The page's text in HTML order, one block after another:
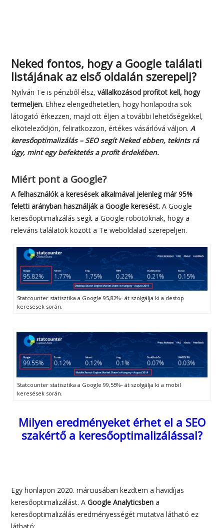
Neked fontos, hogy a Google találati
listájának az első oldalán szerepelj?
Nyilván Te is pénzből élsz, vállalkozásod profitot kell, hogy
termeljen. Ehhez elengedhetetlen, hogy honlapodra sok
látogató érkezzen, majd ott éljen a további lehetőségekkel,
elköteleződjön, feliratkozzon, értékes vásárlóvá váljon. A
keresőoptimalizálás – SEO segít Neked ebben, tekints rá
úgy, mint egy befektetés a profit érdekében.
Miért pont a Google?
A felhasználók a keresések alkalmával jelenleg már 95%
feletti arányban használják a Google keresést. A Google
keresőoptimalizálás segít a Google robotoknak, hogy a
releváns találatok között a Te weboldalad szerepeljen.
Statcounter statisztika a Google 95,82%- át szolgálja ki a destop
keresések során.
Statcounter statisztika a Google 99,55%- át szolgálja ki a mobil
keresések során.
Milyen eredményeket érhet el a SEO
szakértő a keresőoptimalizálással?
Egy honlapon 2020. márciusában kezdtem a havidíjas
keresőoptimalizálást. AGoogle Analyticsben a
keresőoptimalizálás eredményességét mutatva látható ez